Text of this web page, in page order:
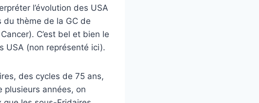
l’évolution des USA
du thème de la GC de
C’est bel et bien le
USA (non représenté ici).
des cycles de 75 ans,
plusieurs années, on